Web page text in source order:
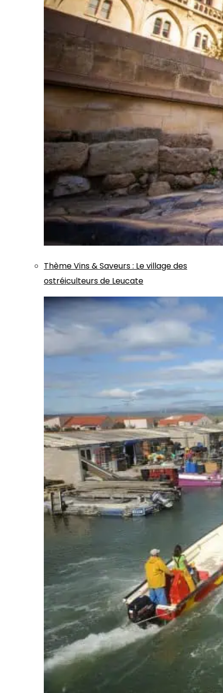
ThèmeVins & Saveurs: Le village des
ostréiculteurs de Leucate